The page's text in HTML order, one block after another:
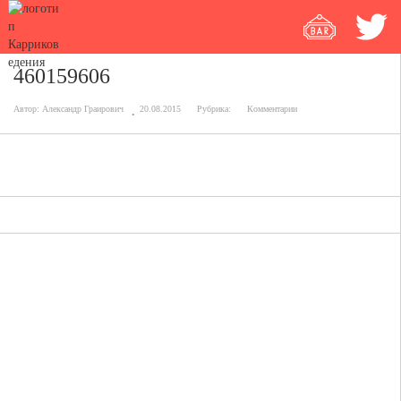
460159606
Автор: Александр Граирович 20.08.2015 Рубрика: Комментарии